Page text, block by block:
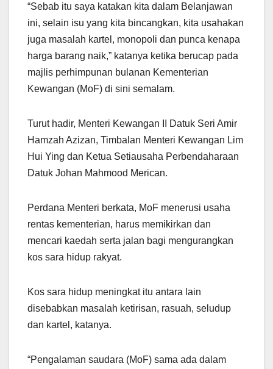
“Sebab itu saya katakan kita dalam Belanjawan
ini, selain isu yang kita bincangkan, kita usahakan
juga masalah kartel, monopoli dan punca kenapa
harga barang naik,” katanya ketika berucap pada
majlis perhimpunan bulanan Kementerian
Kewangan (MoF) di sini semalam.
Turut hadir, Menteri Kewangan II Datuk Seri Amir
Hamzah Azizan, Timbalan Menteri Kewangan Lim
Hui Ying dan Ketua Setiausaha Perbendaharaan
Datuk Johan Mahmood Merican.
Perdana Menteri berkata, MoF menerusi usaha
rentas kementerian, harus memikirkan dan
mencari kaedah serta jalan bagi mengurangkan
kos sara hidup rakyat.
Kos sara hidup meningkat itu antara lain
disebabkan masalah ketirisan, rasuah, seludup
dan kartel, katanya.
“Pengalaman saudara (MoF) sama ada dalam